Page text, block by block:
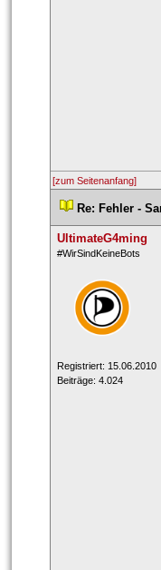
[zum Seitenanfang]
Re: Fehler -
UltimateG4ming
​#WirSindKeineBots
Registriert: 15.06.2010
Beiträge: 4.024